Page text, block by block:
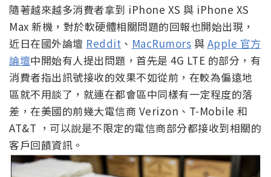
隨著越來越多消費者拿到 iPhone XS 與 iPhone XS
Max 新機，對於軟硬體相關問題的回報也開始出現，
近日在國外論壇 Reddit 、 MacRumors 與 Apple 官方
論壇中開始有人提出問題，首先是 4G LTE 的部分，有
消費者指出訊號接收的效果不如從前，在較為偏遠地
區就不用談了，就連在都會區中同樣有一定程度的落
差，在美國的前幾大電信商 Verizon、T-Mobile 和
AT&T ，可以說是不限定的電信商部分都接收到相關的
客戶回饋資訊。